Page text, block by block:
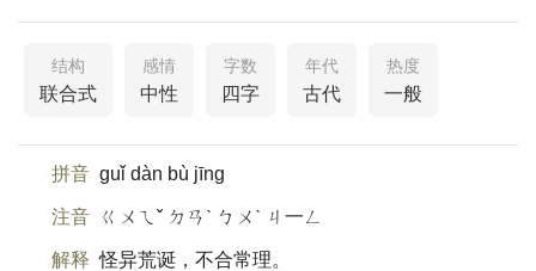
结构
联合式
感情
中性
字数
四字
年代
古代
热度
一般
拼音 guǐ dàn bù jīng
注音 ㄍㄨㄟˇ ㄉㄢˋ ㄅㄨˋ ㄐ一ㄥ
解释 怪异荒诞，不合常理。